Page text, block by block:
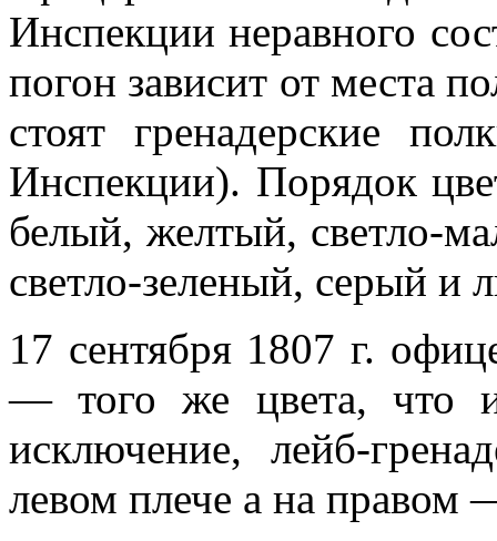
Инспекции неравного
погон зависит от места
стоят гренадерские
Инспекции). Порядок
белый, желтый, светло-
светло-зеленый, серый и
17 сентября 1807 г.
— того же цвета, что
исключение, лейб-
левом плече а на правом